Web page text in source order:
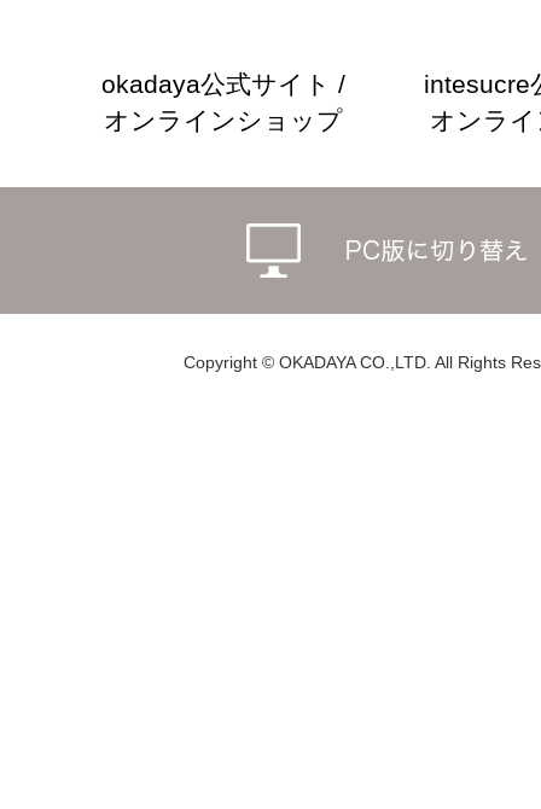
okadaya公式サイト /
オンラインショップ
intesucre
オンラ
Copyright © OKADAYA CO.,LTD. All Rights